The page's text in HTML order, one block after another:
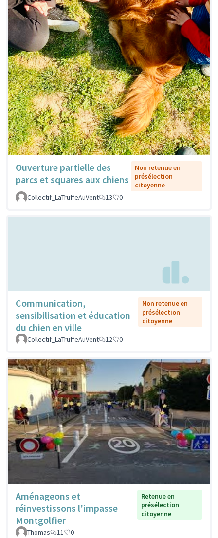
Ouverture partielle des
parcs et squares aux chiens
Non retenue en
présélection
citoyenne
Collectif_LaTruffeAuVent
13 0
Communication,
sensibilisation et éducation
du chien en ville
Non retenue en
présélection
citoyenne
Collectif_LaTruffeAuVent 12 0
Aménageons et
réinvestissons l'impasse
Montgolfier
Retenue en
présélection
citoyenne
Thomas 11 0